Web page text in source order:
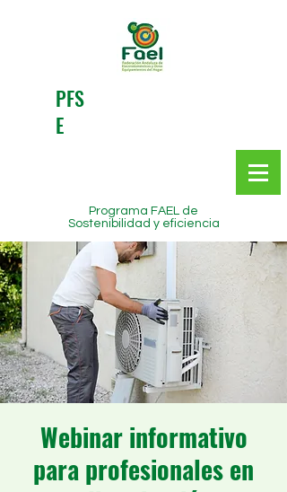
PFS
E
Programa FAEL de
Sostenibilidad y eficiencia
Webinar informativo
para profesionales en